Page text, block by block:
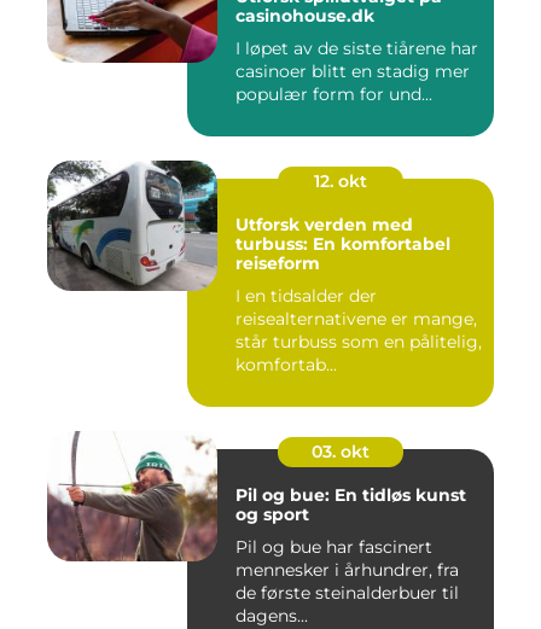
casinohouse.dk
I løpet av de siste tiårene har
casinoer blitt en stadig mer
populær form for und...
12. okt
Utforsk verden med
turbuss: En komfortabel
reiseform
I en tidsalder der
reisealternativene er mange,
står turbuss som en pålitelig,
komfortab...
03. okt
Pil og bue: En tidløs kunst
og sport
Pil og bue har fascinert
mennesker i århundrer, fra
de første steinalderbuer til
dagens...